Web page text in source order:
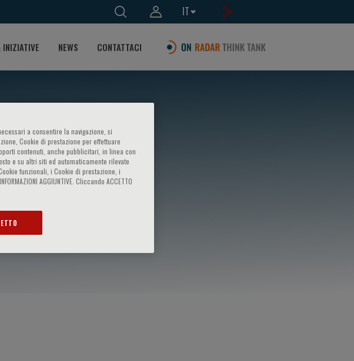
IT
NEWS CONTATTACI
a consentire la navigazione, si
Cookie di prestazione per effettuare
contenuti, anche pubblicitari, in linea con
e su altri siti ed automaticamente rilevate
funzionali, i Cookie di prestazione, i
AGGIUNTIVE. Cliccando ACCETTO